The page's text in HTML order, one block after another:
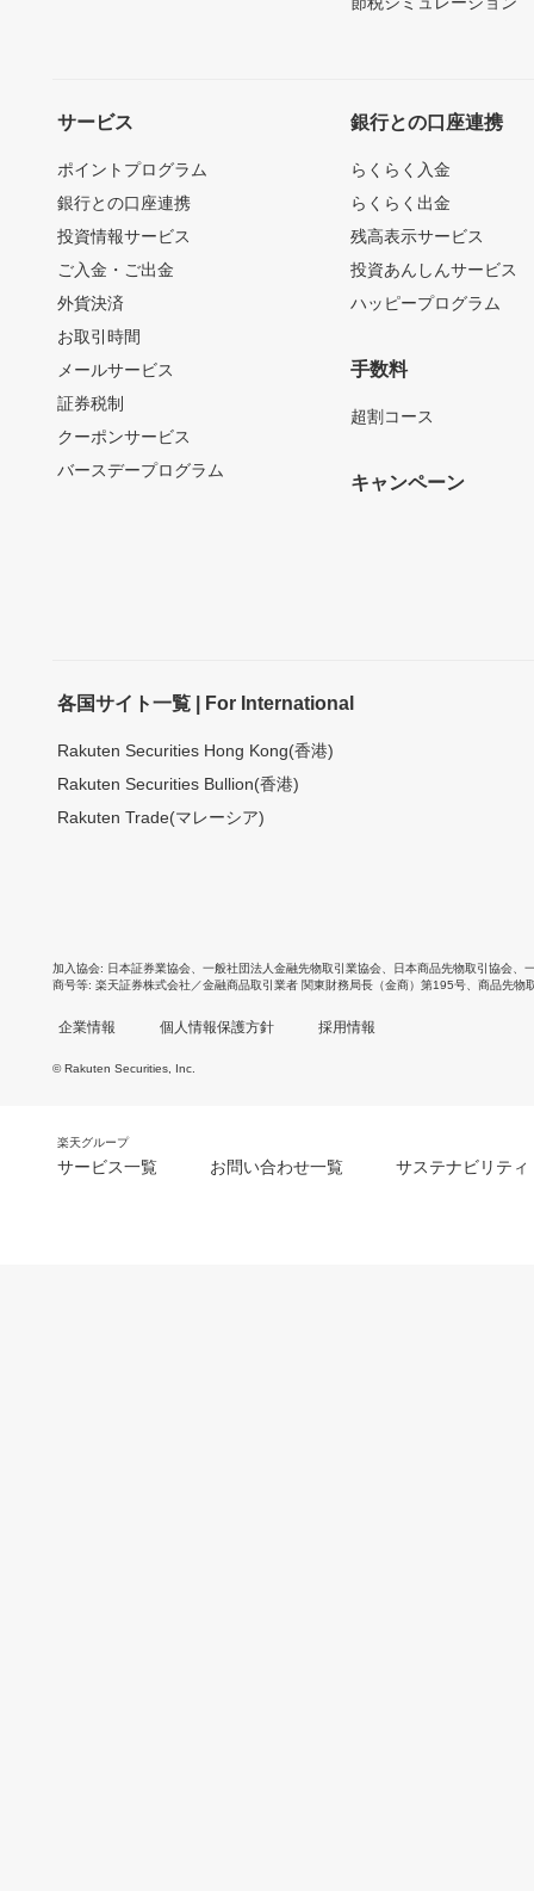
サービス
ポイントプログラム
銀行との口座連携
投資情報サービス
ご入金・ご出金
外貨決済
お取引時間
メールサービス
証券税制
クーポンサービス
バースデープログラム
銀行との口座連携
らくらく入金
らくらく出金
残高表示サービス
投資あんしんサービス
ハッピープログラム
手数料
超割コース
キャンペーン
各国サイト一覧 | For International
Rakuten Securities Hong Kong(香港)
Rakuten Securities Bullion(香港)
Rakuten Trade(マレーシア)
加入協会 日本証券業協会 一般社団法人金融先物取引業協会 日本商品先物取引協会
商号等 楽天証券株式会社／金融商品取引業者 関東財務局長（金商）第195号、商品先物
企業情報 個人情報保護方針 採用情報
© Rakuten Securities, Inc.
楽天グループ
サービス一覧 お問い合わせ一覧 サステナビリティ